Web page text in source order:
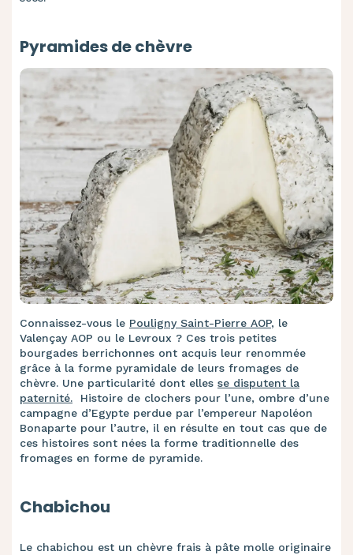
Pyramides de chèvre
Connaissez-vous le Pouligny Saint-Pierre AOP, le
Valençay AOP ou le Levroux ? Ces trois petites
bourgades berrichonnes ont acquis leur renommée
grâce à la forme pyramidale de leurs fromages de
chèvre. Une particularité dont elles se disputent la
paternité. Histoire de clochers pour l’une, ombre d’une
campagne d’Egypte perdue par l’empereur Napoléon
Bonaparte pour l’autre, il en résulte en tout cas que de
ces histoires sont nées la forme traditionnelle des
fromages en forme de pyramide.
Chabichou
Le chabichou est un chèvre frais à pâte molle originaire